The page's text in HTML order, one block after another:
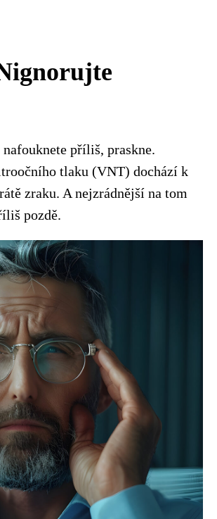
příliš, praskne.
tlaku (VNT) dochází k
zraku. A nejzrádnější na tom
pozdě.